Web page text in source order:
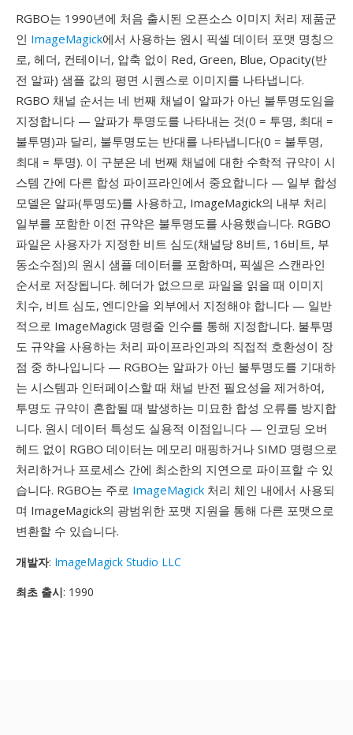
RGBO는 1990년에 처음 출시된 오픈소스 이미지 처리 제품군
인 ImageMagick에서 사용하는 원시 픽셀 데이터 포맷 명칭으
로, 헤더, 컨테이너, 압축 없이 Red, Green, Blue, Opacity(반
전 알파) 샘플 값의 평면 시퀀스로 이미지를 나타냅니다.
RGBO 채널 순서는 네 번째 채널이 알파가 아닌 불투명도임을
지정합니다 — 알파가 투명도를 나타내는 것(0 = 투명, 최대 =
불투명)과 달리, 불투명도는 반대를 나타냅니다(0 = 불투명,
최대 = 투명). 이 구분은 네 번째 채널에 대한 수학적 규약이 시
스템 간에 다른 합성 파이프라인에서 중요합니다 — 일부 합성
모델은 알파(투명도)를 사용하고, ImageMagick의 내부 처리
일부를 포함한 이전 규약은 불투명도를 사용했습니다. RGBO
파일은 사용자가 지정한 비트 심도(채널당 8비트, 16비트, 부
동소수점)의 원시 샘플 데이터를 포함하며, 픽셀은 스캔라인
순서로 저장됩니다. 헤더가 없으므로 파일을 읽을 때 이미지
치수, 비트 심도, 엔디안을 외부에서 지정해야 합니다 — 일반
적으로 ImageMagick 명령줄 인수를 통해 지정합니다. 불투명
도 규약을 사용하는 처리 파이프라인과의 직접적 호환성이 장
점 중 하나입니다 — RGBO는 알파가 아닌 불투명도를 기대하
는 시스템과 인터페이스할 때 채널 반전 필요성을 제거하여,
투명도 규약이 혼합될 때 발생하는 미묘한 합성 오류를 방지합
니다. 원시 데이터 특성도 실용적 이점입니다 — 인코딩 오버
헤드 없이 RGBO 데이터는 메모리 매핑하거나 SIMD 명령으로
처리하거나 프로세스 간에 최소한의 지연으로 파이프할 수 있
습니다. RGBO는 주로 ImageMagick 처리 체인 내에서 사용되
며 ImageMagick의 광범위한 포맷 지원을 통해 다른 포맷으로
변환할 수 있습니다.
개발자: ImageMagick Studio LLC
최초 출시: 1990